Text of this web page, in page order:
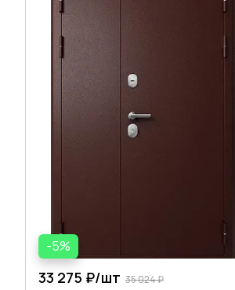
-5%
33 275 ₽/шт 35 024 ₽